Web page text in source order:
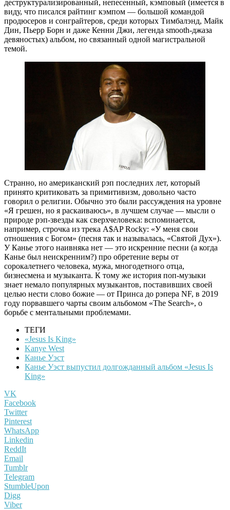
деструктурализированный, непесенный, кэмповый (имеется в
виду, что писался райтинг кэмпом — большой командой
продюсеров и сонграйтеров, среди которых Тимбалэнд, Майк
Дин, Пьерр Борн и даже Кенни Джи, легенда smooth-джаза
девяностых) альбом, но связанный одной магистральной
темой.
Странно, но американский рэп последних лет, который
принято критиковать за примитивизм, довольно часто
говорил о религии. Обычно это были рассуждения на уровне
«Я грешен, но я раскаиваюсь», в лучшем случае — мысли о
природе рэп-звезды как сверхчеловека: вспоминается,
например, строчка из трека A$AP Rocky: «У меня свои
отношения с Богом» (песня так и называлась, «Святой Дух»).
У Канье этого наивняка нет — это искренние песни (а когда
Канье был неискренним?) про обретение веры от
сорокалетнего человека, мужа, многодетного отца,
бизнесмена и музыканта. К тому же история поп-музыки
знает немало популярных музыкантов, поставивших своей
целью нести слово божие — от Принса до рэпера NF, в 2019
году порвавшего чарты своим альбомом «The Search», о
борьбе с ментальными проблемами.
ТЕГИ
«Jesus Is King»
Kanye West
Канье Уэст
Канье Уэст выпустил долгожданный альбом «Jesus Is
King»
VK
Facebook
Twitter
Pinterest
WhatsApp
Linkedin
ReddIt
Email
Tumblr
Telegram
StumbleUpon
Digg
Viber